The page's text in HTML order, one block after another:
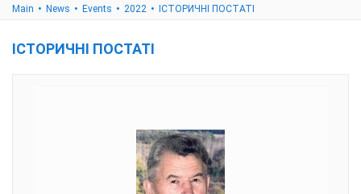
Main News Events 2022 ІСТОРИЧНІ ПОСТАТІ
ІСТОРИЧНІ ПОСТАТІ